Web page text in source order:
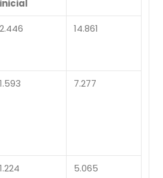
inicial
2.446 14.861
1.593 7.277
1.224 5.065